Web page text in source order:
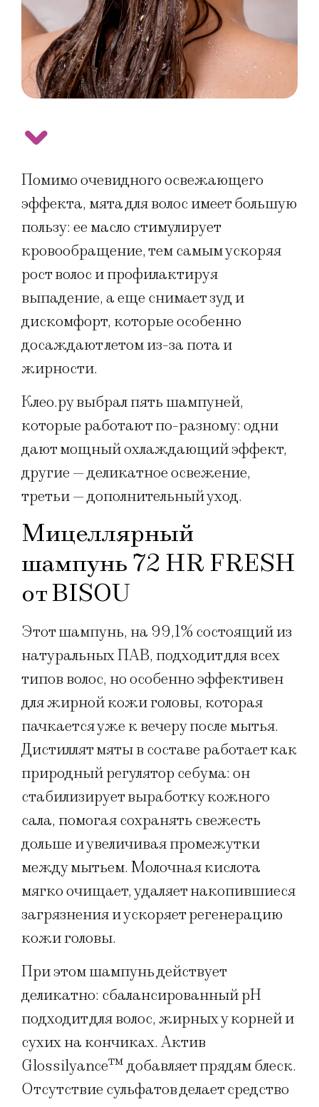
Помимо очевидного освежающего
эффекта, мята для волос имеет большую
пользу: ее масло стимулирует
кровообращение, тем самым ускоряя
рост волос и профилактируя
выпадение, а еще снимает зуд и
дискомфорт, которые особенно
досаждают летом из-за пота и
жирности.
Клео.ру выбрал пять шампуней,
которые работают по-разному: одни
дают мощный охлаждающий эффект,
другие — деликатное освежение,
третьи — дополнительный уход.
Мицеллярный
шампунь 72 HR FRESH
от BISOU
Этот шампунь, на 99,1% состоящий из
натуральных ПАВ, подходит для всех
типов волос, но особенно эффективен
для жирной кожи головы, которая
пачкается уже к вечеру после мытья.
Дистиллят мяты в составе работает как
природный регулятор себума: он
стабилизирует выработку кожного
сала, помогая сохранять свежесть
дольше и увеличивая промежутки
между мытьем. Молочная кислота
мягко очищает, удаляет накопившиеся
загрязнения и ускоряет регенерацию
кожи головы.
При этом шампунь действует
деликатно: сбалансированный pH
подходит для волос, жирных у корней и
сухих на кончиках. Актив
Glossilyance™ добавляет прядям блеск.
Отсутствие сульфатов делает средство